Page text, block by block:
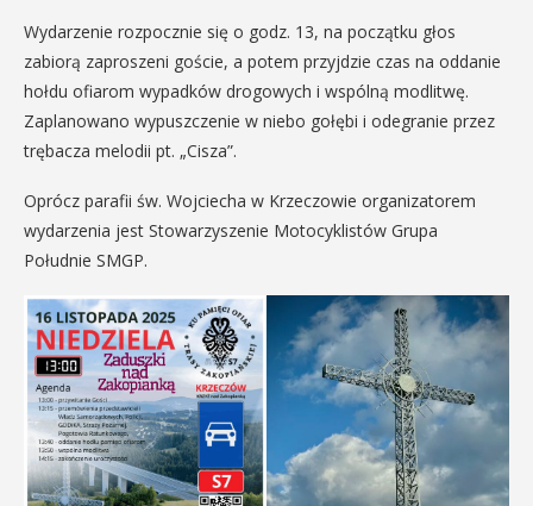
Wydarzenie rozpocznie się o godz. 13, na początku głos
zabiorą zaproszeni goście, a potem przyjdzie czas na oddanie
hołdu ofiarom wypadków drogowych i wspólną modlitwę.
Zaplanowano wypuszczenie w niebo gołębi i odegranie przez
trębacza melodii pt. „Cisza”.
Oprócz parafii św. Wojciecha w Krzeczowie organizatorem
wydarzenia jest Stowarzyszenie Motocyklistów Grupa
Południe SMGP.